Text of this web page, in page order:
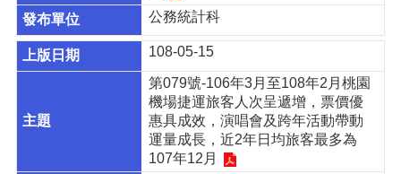
問
答
市
箱
公務統計科
108-05-15
第079號-106年3月至108年2月桃園
機場捷運旅客人次呈遞增，票價優
惠具成效，演唱會及跨年活動帶動
運量成長，近2年日均旅客最多為
107年12月